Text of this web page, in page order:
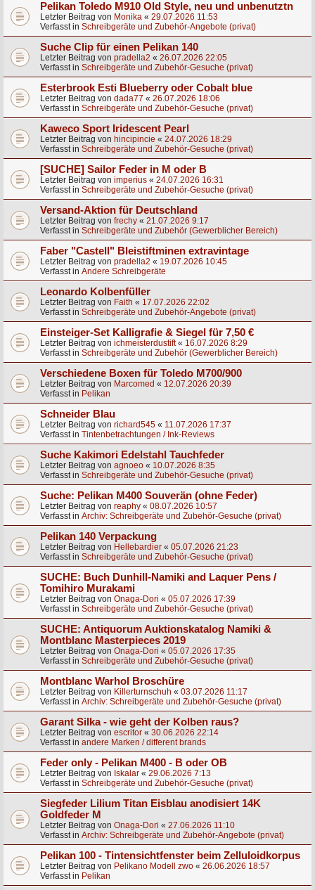
Pelikan Toledo M910 Old Style, neu und unbenutztn
Letzter Beitrag von Monika « 29.07.2026 11:53
Verfasst in Schreibgeräte und Zubehör-Angebote (privat)
Suche Clip für einen Pelikan 140
Letzter Beitrag von pradella2 « 26.07.2026 22:05
Verfasst in Schreibgeräte und Zubehör-Gesuche (privat)
Esterbrook Esti Blueberry oder Cobalt blue
Letzter Beitrag von dada77 « 26.07.2026 18:06
Verfasst in Schreibgeräte und Zubehör-Gesuche (privat)
Kaweco Sport Iridescent Pearl
Letzter Beitrag von hincipincie « 24.07.2026 18:29
Verfasst in Schreibgeräte und Zubehör-Gesuche (privat)
[SUCHE] Sailor Feder in M oder B
Letzter Beitrag von imperius « 24.07.2026 16:31
Verfasst in Schreibgeräte und Zubehör-Gesuche (privat)
Versand-Aktion für Deutschland
Letzter Beitrag von frechy « 21.07.2026 9:17
Verfasst in Schreibgeräte und Zubehör (Gewerblicher Bereich)
Faber "Castell" Bleistiftminen extravintage
Letzter Beitrag von pradella2 « 19.07.2026 10:45
Verfasst in Andere Schreibgeräte
Leonardo Kolbenfüller
Letzter Beitrag von Faith « 17.07.2026 22:02
Verfasst in Schreibgeräte und Zubehör-Angebote (privat)
Einsteiger-Set Kalligrafie & Siegel für 7,50 €
Letzter Beitrag von ichmeisterdustift« 16.07.2026 8:29
Verfasst in Schreibgeräte und Zubehör (Gewerblicher Bereich)
Verschiedene Boxen für Toledo M700/900
Letzter Beitrag von Marcomed « 12.07.2026 20:39
Verfasst in Pelikan
Schneider Blau
Letzter Beitrag von richard545 « 11.07.2026 17:37
Verfasst in Tintenbetrachtungen / Ink-Reviews
Suche Kakimori Edelstahl Tauchfeder
Letzter Beitrag von agnoeo « 10.07.2026 8:35
Verfasst in Schreibgeräte und Zubehör-Gesuche (privat)
Suche: Pelikan M400 Souverän (ohne Feder)
Letzter Beitrag von reaphy « 08.07.2026 10:57
Verfasst in Archiv: Schreibgeräte und Zubehör-Gesuche (privat)
Pelikan 140 Verpackung
Letzter Beitrag von Hellebardier « 05.07.2026 21:23
Verfasst in Schreibgeräte und Zubehör-Gesuche (privat)
SUCHE: Buch Dunhill-Namiki and Laquer Pens /
Tomihiro Murakami
Letzter Beitrag von Onaga-Dori « 05.07.2026 17:39
Verfasst in Schreibgeräte und Zubehör-Gesuche (privat)
SUCHE: Antiquorum Auktionskatalog Namiki &
Montblanc Masterpieces 2019
Letzter Beitrag von Onaga-Dori « 05.07.2026 17:35
Verfasst in Schreibgeräte und Zubehör-Gesuche (privat)
Montblanc Warhol Broschüre
Letzter Beitrag von Killerturnschuh « 03.07.2026 11:17
Verfasst in Archiv: Schreibgeräte und Zubehör-Gesuche (privat)
Garant Silka - wie geht der Kolben raus?
Letzter Beitrag von escritor « 30.06.2026 22:14
Verfasst in andere Marken / different brands
Feder only - Pelikan M400 - B oder OB
Letzter Beitrag von Iskalar « 29.06.2026 7:13
Verfasst in Schreibgeräte und Zubehör-Gesuche (privat)
Siegfeder Lilium Titan Eisblau anodisiert 14K
Goldfeder M
Letzter Beitrag von Onaga-Dori « 27.06.2026 11:10
Verfasst in Archiv: Schreibgeräte und Zubehör-Angebote (privat)
Pelikan 100 - Tintensichtfenster beim Zelluloidkorpus
Letzter Beitrag von Pelikano Modell zwo « 26.06.2026 18:57
Verfasst in Pelikan